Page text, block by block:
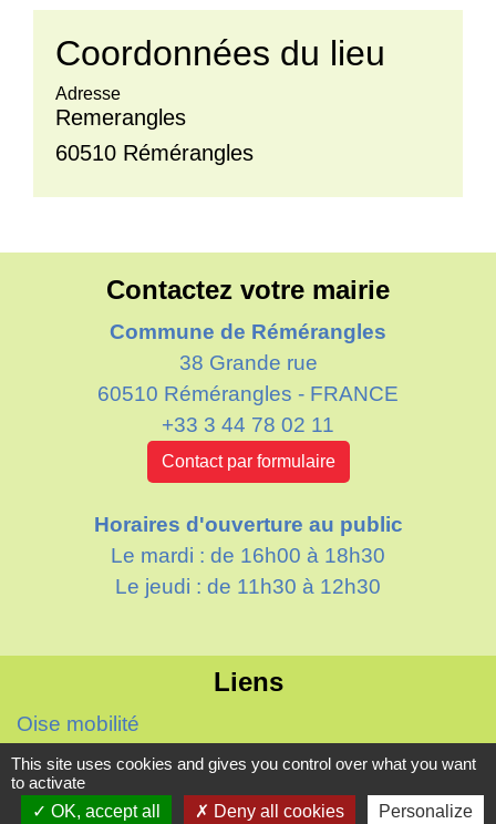
Coordonnées du lieu
Adresse
Remerangles
60510 Rémérangles
Contactez votre mairie
Commune de Rémérangles
38 Grande rue
60510 Rémérangles - FRANCE
+33 3 44 78 02 11
Contact par formulaire
Horaires d'ouverture au public
Le mardi : de 16h00 à 18h30
Le jeudi : de 11h30 à 12h30
Liens
Oise mobilité
Agence nationale des titres sécurisés
Villes & villages fleuris
This site uses cookies and gives you control over what you want
to activate
OK, accept all
Deny all cookies Personalize